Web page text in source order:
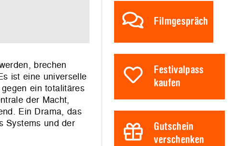
brechen
ist eine universelle
ein totalitäres
der Macht,
Ein Drama, das
Systems und der
Filmgespräch
Festivalpass
kaufen
Gutschein
verschenken